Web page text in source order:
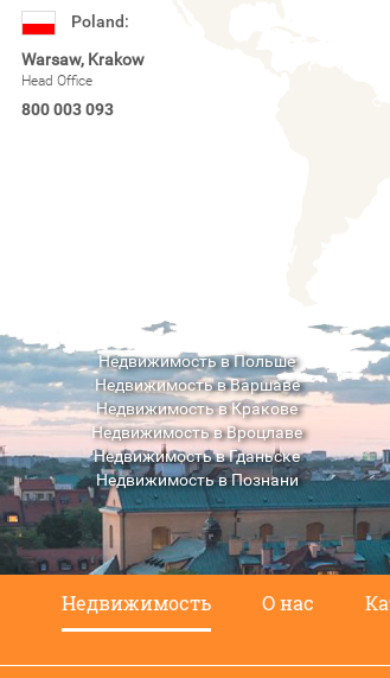
Poland:
Warsaw, Krakow
Head Office
800 003 093
Недвижимость в Польше
Недвижимость в Варшаве
Недвижимость в Кракове
Недвижимость в Вроцлаве
Недвижимость в Гданьске
Недвижимость в Познани
Недвижимость в Люблине
Недвижимость О нас